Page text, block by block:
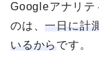
Googleアナリテ
のは、一日に計
いるから です。